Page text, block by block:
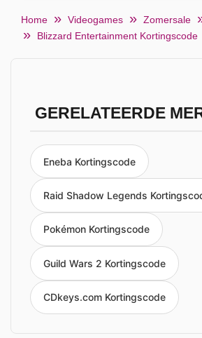
Home Videogames Zomersale
Blizzard Entertainment Kortingscode
GERELATEERDE
Eneba Kortingscode
Raid Shadow Legends
Pokémon Kortingscode
Guild Wars 2 Kortingscode
CDkeys.com Kortingscode